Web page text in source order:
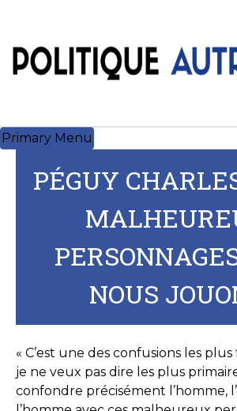
content
Primary Menu
PÉGUY
NOUS
« C’est une des confusions les
je ne veux pas dire les plus
confondre précisément l’homme,